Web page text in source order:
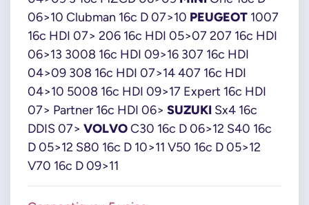
571822112159
MAZDA
Y60520300
Y60520300A
Y60520300B
Y60520300C
PSA GROUPE
0000161859
00001618NR
1638154980
9649358780
06>10 Clubman 16c D 07>10 PEUGEOT 1007
16c HDI 07> 206 16c HDI 05>07 207 16c HDI
06>13 3008 16c HDI 09>16 307 16c HDI
04>09 308 16c HDI 07>14 407 16c HDI
04>10 5008 16c HDI 09>17 Expert 16c HDI
07> Partner 16c HDI 06> SUZUKI Sx4 16c
DDIS 07> VOLVOC30 16c D 06>12 S40 16c
D 05>12 S80 16c D 10>11 V50 16c D 05>12
V70 16c D 09>11